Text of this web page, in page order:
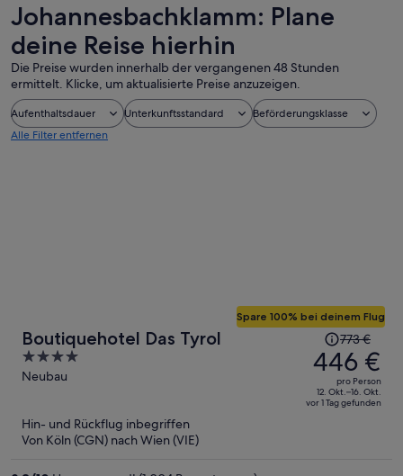
Johannesbachklamm: Plane
deine Reise hierhin
Die Preise wurden innerhalb der vergangenen 48 Stunden
ermittelt. Klicke, um aktualisierte Preise anzuzeigen.
Aufenthaltsdauer Unterkunftsstandard
Beförderungsklasse
Alle Filter entfernen
Boutiquehotel Das Tyrol
4
out
Neubau
Spare 100% bei deinem Flug
Der
Preis
betrug
773 €,
jetzt
773 €
446 €
pro Person
12. Okt.–16. Okt.
vor 1 Tag gefunden
Hin- und Rückflug inbegriffen
Von Köln (CGN) nach Wien (VIE)